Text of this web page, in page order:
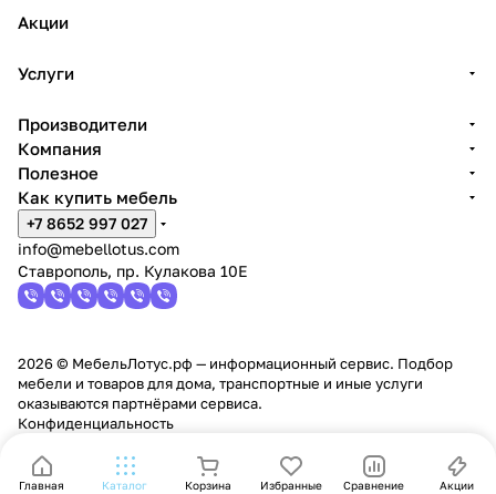
Главная Каталог Корзина Избранные Сравнение Акции
Акции
Услуги
Производители
Компания
Полезное
Как купить мебель
+7 8652 997 027
info@mebellotus.com
Ставрополь, пр. Кулакова 10Е
2026 © МебельЛотус.рф — информационный сервис. Подбор
мебели и товаров для дома, транспортные и иные услуги
оказываются партнёрами сервиса.
Конфиденциальность